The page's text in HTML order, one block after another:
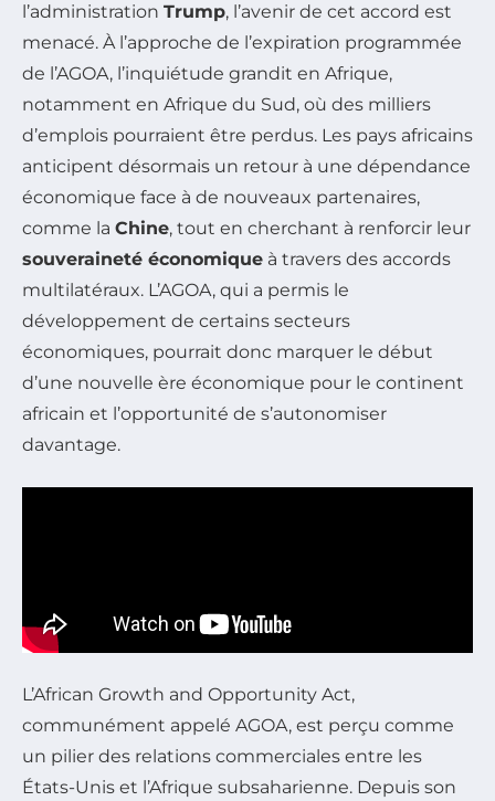
l’administration Trump, l’avenir de cet accord est
menacé. À l’approche de l’expiration programmée
de l’AGOA, l’inquiétude grandit en Afrique,
notamment en Afrique du Sud, où des milliers
d’emplois pourraient être perdus. Les pays africains
anticipent désormais un retour à une dépendance
économique face à de nouveaux partenaires,
comme la Chine, tout en cherchant à renforcir leur
souveraineté économique à travers des accords
multilatéraux. L’AGOA, qui a permis le
développement de certains secteurs
économiques, pourrait donc marquer le début
d’une nouvelle ère économique pour le continent
africain et l’opportunité de s’autonomiser
davantage.
L’African Growth and Opportunity Act,
communément appelé AGOA, est perçu comme
un pilier des relations commerciales entre les
États-Unis et l’Afrique subsaharienne. Depuis son